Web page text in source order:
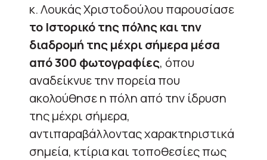
κ. Λουκάς Χριστοδούλου παρουσίασε
το Ιστορικό της πόλης και την
διαδρομή της μέχρι σήμερα μέσα
από 300 φωτογραφίες, όπου
αναδείκνυε την πορεία που
ακολούθησε η πόλη από την ίδρυση
της μέχρι σήμερα,
αντιπαραβάλλοντας χαρακτηριστικά
σημεία, κτίρια και τοποθεσίες πως